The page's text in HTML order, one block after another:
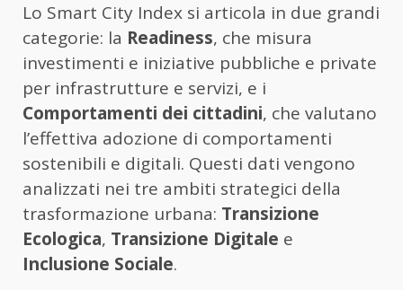
Lo Smart City Index si articola in due grandi
categorie: la Readiness, che misura
investimenti e iniziative pubbliche e private
per infrastrutture e servizi, e i
Comportamenti dei cittadini, che valutano
l’effettiva adozione di comportamenti
sostenibili e digitali. Questi dati vengono
analizzati nei tre ambiti strategici della
trasformazione urbana: Transizione
Ecologica, Transizione Digitale e
Inclusione Sociale.